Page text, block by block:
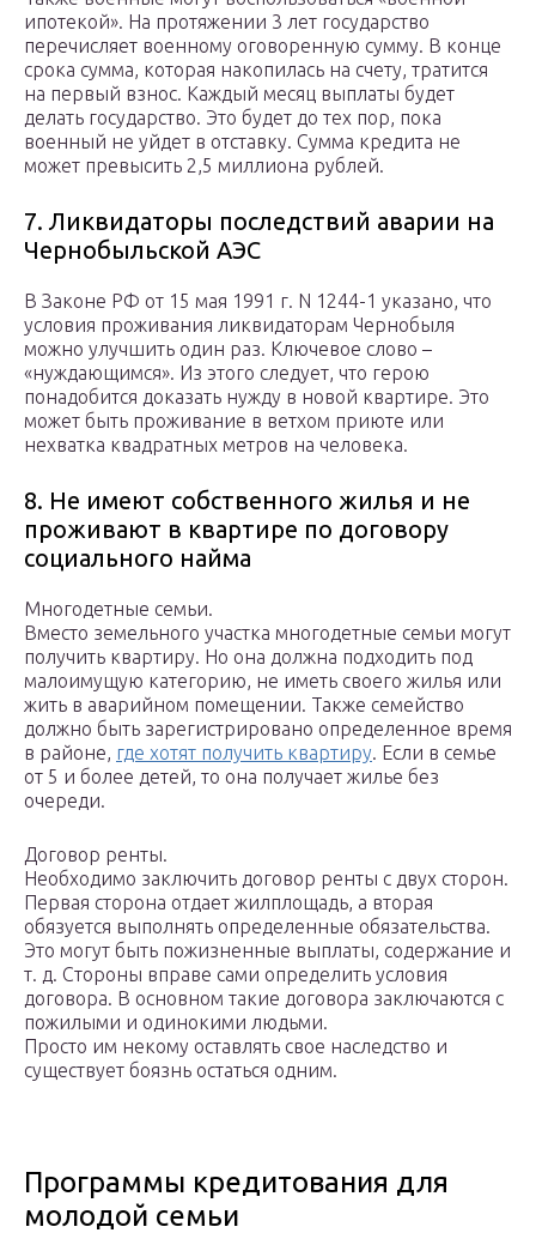
ипотекой». На протяжении 3 лет государство
перечисляет военному оговоренную сумму. В конце
срока сумма, которая накопилась на счету, тратится
на первый взнос. Каждый месяц выплаты будет
делать государство. Это будет до тех пор, пока
военный не уйдет в отставку. Сумма кредита не
может превысить 2,5 миллиона рублей.
7. Ликвидаторы последствий аварии на
Чернобыльской АЭС
В Законе РФ от 15 мая 1991 г. N 1244-1 указано, что
условия проживания ликвидаторам Чернобыля
можно улучшить один раз. Ключевое слово –
«нуждающимся». Из этого следует, что герою
понадобится доказать нужду в новой квартире. Это
может быть проживание в ветхом приюте или
нехватка квадратных метров на человека.
8. Не имеют собственного жилья и не
проживают в квартире по договору
социального найма
Многодетные семьи.
Вместо земельного участка многодетные семьи могут
получить квартиру. Но она должна подходить под
малоимущую категорию, не иметь своего жилья или
жить в аварийном помещении. Также семейство
должно быть зарегистрировано определенное время
в районе, где хотят получить квартиру. Если в семье
от 5 и более детей, то она получает жилье без
очереди.
Договор ренты.
Необходимо заключить договор ренты с двух сторон.
Первая сторона отдает жилплощадь, а вторая
обязуется выполнять определенные обязательства.
Это могут быть пожизненные выплаты, содержание и
т. д. Стороны вправе сами определить условия
договора. В основном такие договора заключаются с
пожилыми и одинокими людьми.
Просто им некому оставлять свое наследство и
существует боязнь остаться одним.
Программы кредитования для
молодой семьи